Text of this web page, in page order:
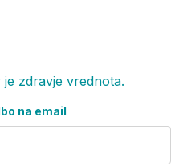
zdravje vrednota.
na email